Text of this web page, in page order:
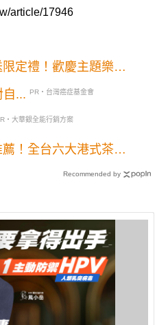
article/17946
定禮！歡慶主題樂園
自...
PR・台灣癌症基金會
・大華銀全能行銷方案
！全台六大港式茶餐
Recommended by